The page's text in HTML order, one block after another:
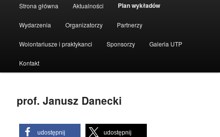
Strona główna Aktualności Plan wykładów
Wydarzenia Organizatorzy Partnerzy
Wolontariusze i praktykanci Sponsorzy Galeria UTP
Kontakt
prof. Janusz Danecki
udostępnij udostępnij